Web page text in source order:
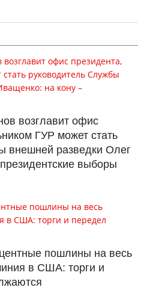
возглавит офис
ГУР может стать
внешней разведки Олег
выборы
пошлины на весь
в США: торги и